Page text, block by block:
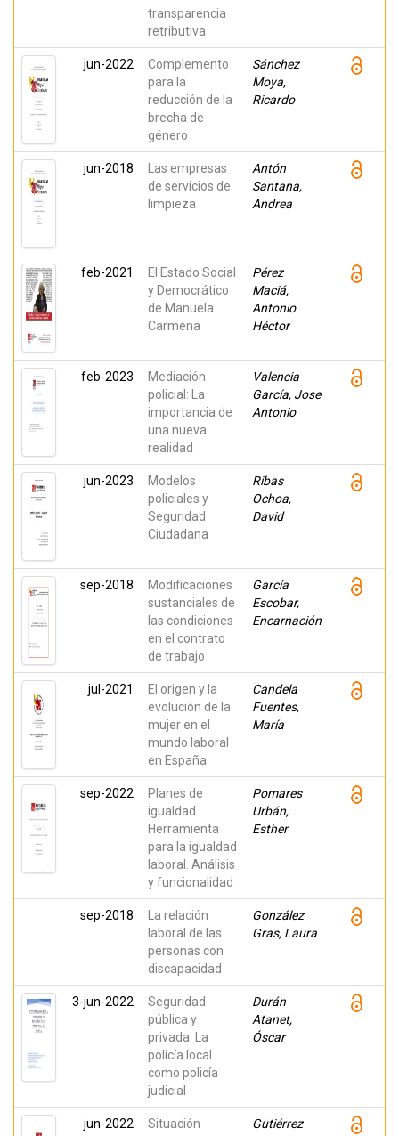
transparencia
retributiva
jun-2022
Complemento
para la
reducción de la
brecha de
género
Sánchez
Moya,
Ricardo
jun-2018
Las empresas
de servicios de
limpieza
Antón
Santana,
Andrea
feb-2021
El Estado Social
y Democrático
de Manuela
Carmena
Pérez
Maciá,
Antonio
Héctor
feb-2023
Mediación
policial: La
importancia de
una nueva
realidad
Valencia
García, Jose
Antonio
jun-2023
Modelos
policiales y
Seguridad
Ciudadana
Ribas
Ochoa,
David
sep-2018
Modificaciones
sustanciales de
las condiciones
en el contrato
de trabajo
García
Escobar,
Encarnación
jul-2021
El origen y la
evolución de la
mujer en el
mundo laboral
en España
Candela
Fuentes,
María
sep-2022
Planes de
igualdad.
Herramienta
para la igualdad
laboral. Análisis
y funcionalidad
Pomares
Urbán,
Esther
sep-2018
La relación
laboral de las
personas con
discapacidad
González
Gras, Laura
3-jun-2022
Seguridad
pública y
privada: La
policía local
como policía
judicial
Durán
Atanet,
Óscar
jun-2022
Situación
Gutiérrez